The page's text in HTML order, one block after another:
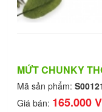
MỨT CHUNKY
Mã sản phẩm:
Giá bán: 165.000